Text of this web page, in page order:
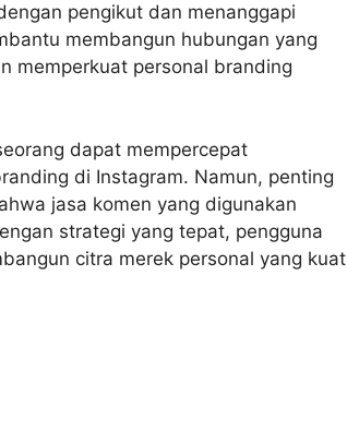
pengikut dan menanggapi
membangun hubungan yang
memperkuat personal branding
dapat mempercepat
di Instagram. Namun, penting
jasa komen yang digunakan
strategi yang tepat, pengguna
citra merek personal yang kuat